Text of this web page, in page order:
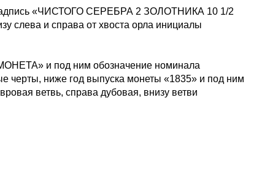
надпись «ЧИСТОГО СЕРЕБРА 2 ЗОЛОТНИКА 10 1/2
слева и справа от хвоста орла инициалы
и под ним обозначение номинала
ниже год выпуска монеты «1835» и под ним
ветвь, справа дубовая, внизу ветви